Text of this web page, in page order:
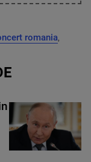
romania,